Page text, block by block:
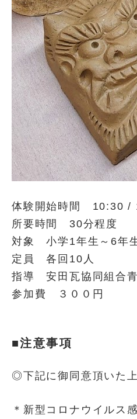
体験開始時間 10:30 /
所要時間 30分程度
対象 小学1年生～6年
定員 各回10人
指導 安田瓦協同組合
参加費 ３００円
■注意事項
◎下記に御同意頂いた
＊新型コロナウイルス